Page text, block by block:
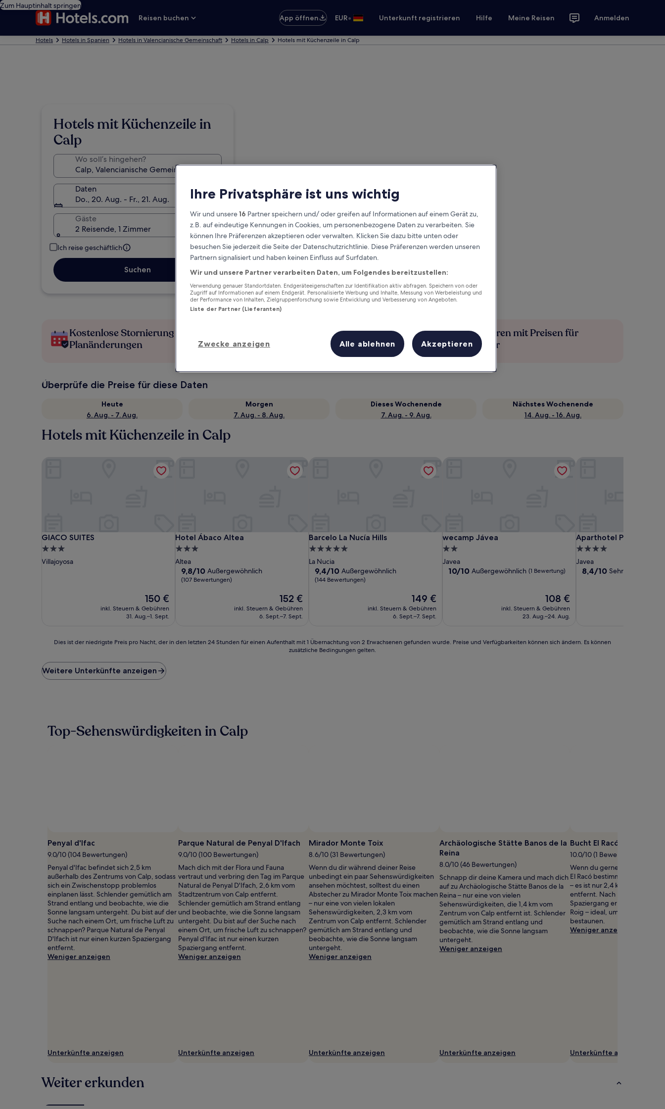
Zum Hauptinhalt springen
Reisen buchen
App öffnen EUR• Unterkunft registrieren Hilfe Meine Reisen Anmelden
Hotels Hotels in Spanien Hotels in Valencianische Gemeinschaft Hotels in Calp Hotels mit Küchenzeile in Calp
Hotels mit Küchenzeile in
Calp
Wo soll’s hingehen?
Daten
Do., 20. Aug. - Fr., 21. Aug.
Gäste
2 Reisende, 1 Zimmer
Ich reise geschäftlich
Suchen
Kostenlose Stornierung bei
Planänderungen
Verdiene Prämien für jede
wahrgenommene Übernachtung
Mehr sparen mit Preisen für
Mitglieder
Überprüfe die Preise für diese Daten
Heute
6. Aug. - 7. Aug.
Morgen
7. Aug. - 8. Aug.
Dieses Wochenende
7. Aug. - 9. Aug.
Nächstes Wochenende
14. Aug. - 16. Aug.
Hotels mit Küchenzeile in Calp
GIACO SUITES
GIACO SUITES
3.0-
Sterne-
Villajoyosa
Der
Preis
beträgt
150 €
inkl. Steuern & Gebühren
31. Aug.–1. Sept.
Hotel Ábaco Altea
Hotel Ábaco Altea
3.0-
Sterne-
Unterkunft
Altea
9.8
von
9,8/10 Außergewöhnlich
(107 Bewertungen)
Der
Preis
beträgt
152 €
inkl. Steuern & Gebühren
6. Sept.–7. Sept.
Barcelo La Nucía Hills
Barcelo La Nucía Hills
5.0-
Sterne-
Unterkunft
La Nucia
9.4
von
9,4/10 Außergewöhnlich
(144 Bewertungen)
Der
Preis
beträgt
149 €
inkl. Steuern & Gebühren
6. Sept.–7. Sept.
wecamp Jávea
wecamp Jávea
2.0-
Sterne-
Unterkunft
Javea
10.0
10/10 Außergewöhnlich (1 Bewertung)
Der
Preis
beträgt
108 €
inkl. Steuern & Gebühren
23. Aug.–24. Aug.
Aparthotel Pinosol
Aparthotel Pinosol
4.0-
Sterne-
Unterkunft
Javea
8.4
8,4/10 Sehr gut
der
niedrigste
Preis
letzten
24 Stunden
und
Verfügbarkeiten
können
sich
ändern.
Es
können
zusätzliche
Bedingungen
gelten.
Dies ist der niedrigste Preis pro Nacht, der in den letzten 24 Stunden für einen Aufenthalt mit 1 Übernachtung von 2 Erwachsenen gefunden wurde. Preise und Verfügbarkeiten können sich ändern. Es können
zusätzliche Bedingungen gelten.
Weitere Unterkünfte anzeigen
Top-Sehenswürdigkeiten in Calp
Penyal d'Ifac
9.0/10 (104 Bewertungen)
Penyal d'Ifac befindet sich 2,5 km
außerhalb des Zentrums von Calp, sodass
sich ein Zwischenstopp problemlos
einplanen lässt. Schlender gemütlich am
Strand entlang und beobachte, wie die
Sonne langsam untergeht. Du bist auf der
Suche nach einem Ort, um frische Luft zu
schnappen? Parque Natural de Penyal
D'Ifach ist nur einen kurzen Spaziergang
entfernt.
Weniger anzeigen
Unterkünfte anzeigen
Parque Natural de Penyal D'Ifach
9.0/10 (100 Bewertungen)
Mach dich mit der Flora und Fauna
vertraut und verbring den Tag im Parque
Natural de Penyal D'Ifach, 2,6 km vom
Stadtzentrum von Calp entfernt.
Schlender gemütlich am Strand entlang
und beobachte, wie die Sonne langsam
untergeht. Du bist auf der Suche nach
einem Ort, um frische Luft zu schnappen?
Penyal d'Ifac ist nur einen kurzen
Spaziergang entfernt.
Weniger anzeigen
Unterkünfte anzeigen
Mirador Monte Toix
8.6/10 (31 Bewertungen)
Wenn du dir während deiner Reise
unbedingt ein paar Sehenswürdigkeiten
ansehen möchtest, solltest du einen
Abstecher zu Mirador Monte Toix machen
– nur eine von vielen lokalen
Sehenswürdigkeiten, 2,3 km vom
Zentrum von Calp entfernt. Schlender
gemütlich am Strand entlang und
beobachte, wie die Sonne langsam
untergeht.
Weniger anzeigen
Unterkünfte anzeigen
Archäologische Stätte Banos de la
Reina
8.0/10 (46 Bewertungen)
Schnapp dir deine Kamera und mach dich
auf zu Archäologische Stätte Banos de la
Reina – nur eine von vielen
Sehenswürdigkeiten, die 1,4 km vom
Zentrum von Calp entfernt ist. Schlender
gemütlich am Strand entlang und
beobachte, wie die Sonne langsam
untergeht.
Weniger anzeigen
Unterkünfte anzeigen
Bucht El Racó
10.0/10 (1 Bewertung)
Wenn du gerne am Strand
El Racó bestimmt das richtige
– es ist nur 2,4 km vom
entfernt. Nach nur einem
Spaziergang erreichst du
Roig – ideal, um den
bestaunen.
Weniger anzeigen
Unterkünfte anzeigen
Weiter erkunden
Ihre Privatsphäre ist uns wichtig
Wir und unsere16 Partner speichern und/ oder greifen auf Informationen auf einem Gerät zu,
z.B. auf eindeutige Kennungen in Cookies, um personenbezogene Daten zu verarbeiten. Sie
können Ihre Präferenzen akzeptieren oder verwalten. Klicken Sie dazu bitte unten oder
besuchen Sie jederzeit die Seite der Datenschutzrichtlinie. Diese Präferenzen werden unseren
Partnern signalisiert und haben keinen Einfluss auf Surfdaten.
Wir und unsere Partner verarbeiten Daten, um Folgendes bereitzustellen:
Verwendung genauer Standortdaten. Endgeräteeigenschaften zur Identifikation aktiv abfragen. Speichern von oder
Zugriff auf Informationen auf einem Endgerät. Personalisierte Werbung und Inhalte, Messung von Werbeleistung und
der Performance von Inhalten, Zielgruppenforschung sowie Entwicklung und Verbesserung von Angeboten.
Liste der Partner (Lieferanten)
Zwecke anzeigen Alle ablehnen Akzeptieren